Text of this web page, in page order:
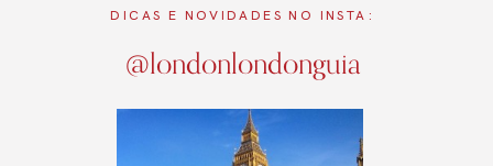
DICAS E NOVIDADES NO INSTA:
@londonlondonguia